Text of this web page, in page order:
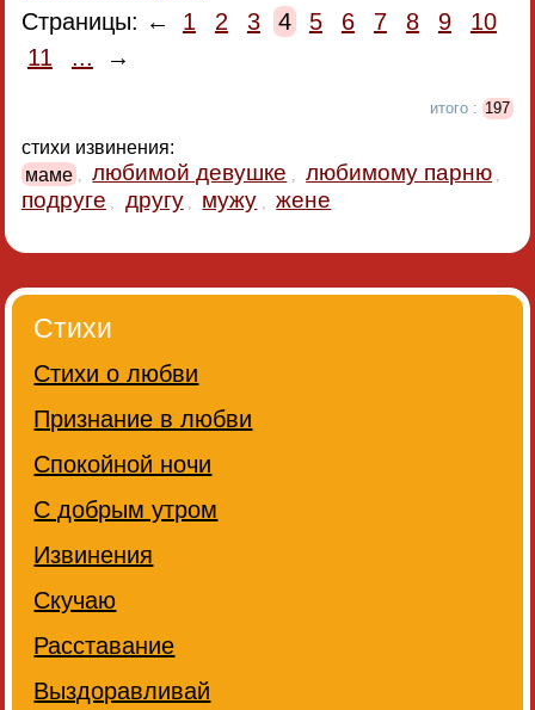
Страницы: ←
1 2 3 4 5 6 7 8 9
10
11
... →
итого : 197
стихи извинения:
маме , любимой девушке , любимому парню ,
подруге , другу , мужу , жене
Стихи
Стихи о любви
Признание в любви
Спокойной ночи
С добрым утром
Извинения
Скучаю
Расставание
Выздоравливай